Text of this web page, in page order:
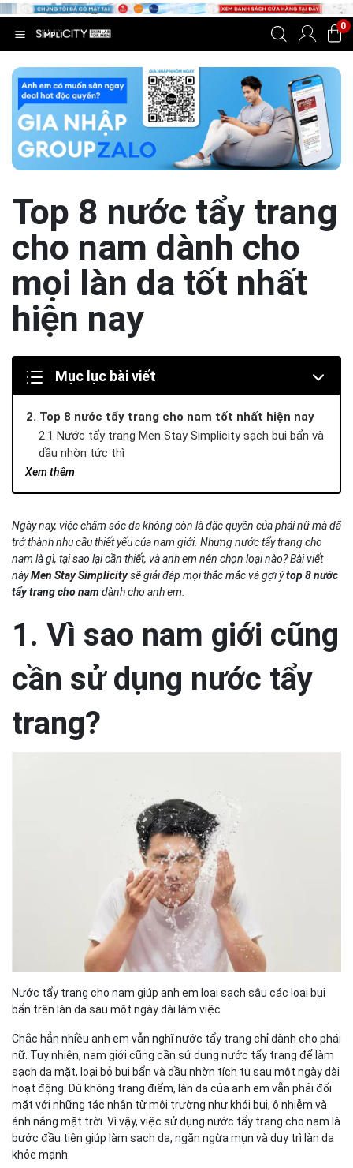
0
Top 8 nước tẩy trang
cho nam dành cho
mọi làn da tốt nhất
hiện nay
Mục lục bài viết
Xem thêm
2. Top 8 nước tẩy trang cho nam tốt nhất hiện nay
2.1 Nước tẩy trang Men Stay Simplicity sạch bụi bẩn và
dầu nhờn tức thì
2.2 Nước tẩy trang nam Bioderma Sensibio H2O
2.3 Nước tẩy trang La Roche-Posay Micellar Water Ultra
2.5 Nước tẩy trang Simple Kind to Skin Micellar Cleansing
Water
2.6 Nước tẩy trang làm sạch sâu Nivea MicellAIR Skin
Breathe
2.7 Nước tẩy trang L'Oreal Paris Micellar Water Complete
Cleanser
2.8 Nước tẩy trang Neutrogena Hydro Boost Micellar
3. Gợi ý combo chăm da đơn giản dành cho nam
Ngày nay, việc chăm sóc da không còn là đặc quyền của phái nữ mà đã
trở thành nhu cầu thiết yếu của nam giới. Nhưng nước tẩy trang cho
nam là gì, tại sao lại cần thiết, và anh em nên chọn loại nào? Bài viết
nàyMen Stay Simplicitysẽ giải đáp mọi thắc mắc và gợi ýtop 8 nước
tẩy trang cho nam dành cho anh em.
1. Vì sao nam giới cũng
cần sử dụng nước tẩy
trang?
Nước tẩy trang cho nam giúp anh em loại sạch sâu các loại bụi
bẩn trên làn da sau một ngày dài làm việc
Chắc hẳn nhiều anh em vẫn nghĩ nước tẩy trang chỉ dành cho phái
nữ. Tuy nhiên, nam giới cũng cần sử dụng nước tẩy trang để làm
sạch da mặt, loại bỏ bụi bẩn và dầu nhờn tích tụ sau một ngày dài
hoạt động. Dù không trang điểm, làn da của anh em vẫn phải đối
mặt với những tác nhân từ môi trường như khói bụi, ô nhiễm và
ánh nắng mặt trời. Vì vậy, việc sử dụng nước tẩy trang cho nam là
bước đầu tiên giúp làm sạch da, ngăn ngừa mụn và duy trì làn da
khỏe mạnh.